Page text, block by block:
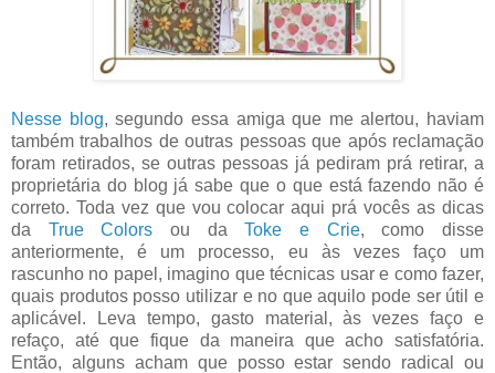
Nesse blog, segundo essa amiga que me alertou, haviam
também trabalhos de outras pessoas que após reclamação
foram retirados, se outras pessoas já pediram prá retirar, a
proprietária do blog já sabe que o que está fazendo não é
correto. Toda vez que vou colocar aqui prá vocês as dicas
da True Colors ou daToke e Crie, como disse
anteriormente, é um processo, eu às vezes faço um
rascunho no papel, imagino que técnicas usar e como fazer,
quais produtos posso utilizar e no que aquilo pode ser útil e
aplicável. Leva tempo, gasto material, às vezes faço e
refaço, até que fique da maneira que acho satisfatória.
Então, alguns acham que posso estar sendo radical ou